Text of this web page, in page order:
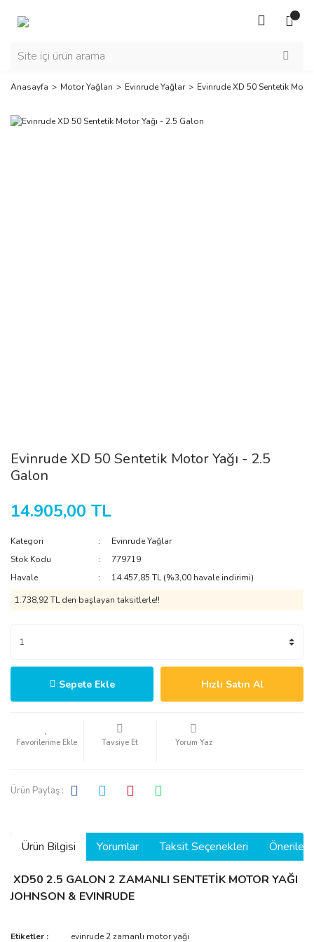
Anasayfa Motor Yağları Evinrude Yağlar Evinrude XD 50 Sentetik
Evinrude XD 50 Sentetik Motor Yağı - 2.5
Galon
14.905,00 TL
Kategori
Evinrude Yağlar
Stok Kodu
779719
Havale
14.457,85 TL (%3,00 havale indirimi)
1.738,92 TL den başlayan taksitlerle!!
Sepete Ekle Hızlı Satın Al
Tavsiye Et Yorum Yaz
Ürün Paylaş :
Ürün Bilgisi Yorumlar Taksit Seçenekleri
XD50 2.5 GALON 2 ZAMANLI SENTETİK MOTOR YAĞI
JOHNSON & EVINRUDE
Bu ürünün fiyat bilgisi, resim, ürün açıklamalarında ve diğer
Etiketler :
evinrude 2 zamanlı motor yağı